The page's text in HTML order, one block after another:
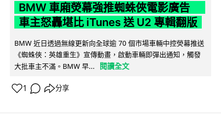
BMW 車廂熒幕強推蜘蛛俠電影廣告
車主怒轟堪比 iTunes 送 U2 專輯翻版
BMW 近日透過無線更新向全球逾 70 個市場車輛中控熒幕推送
《蜘蛛俠：英雄重生》宣傳動畫，啟動車輛即彈出通知，觸發
大批車主不滿。BMW 早...
閱讀全文
1 分享